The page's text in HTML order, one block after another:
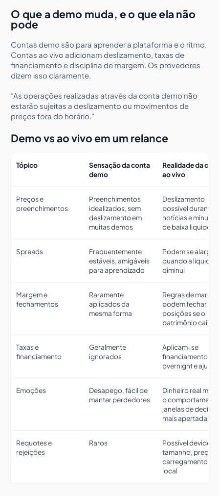
O que a demo muda, e o que ela não
pode
Contas demo são para aprender a plataforma e o ritmo.
Contas ao vivo adicionam deslizamento, taxas de
financiamento e disciplina de margem. Os provedores
dizem isso claramente.
“As operações realizadas através da conta demo não
estarão sujeitas a deslizamento ou movimentos de
preços fora do horário.”
Demo vs ao vivo em um relance
Tópico
Sensação da conta
demo
Realidade da
ao vivo
Preços e
preenchimentos
Preenchimentos
idealizados, sem
deslizamento em
muitas demos
Deslizamento
possível durante
notícias e minutos
de baixa liquidez
Spreads
Frequentemente
estáveis, amigáveis
para aprendizado
Podem se alargar
quando a liquidez
diminui
Margem e
fechamentos
Raramente
aplicados da
mesma forma
Regras de
podem fechar
posições se o
patrimônio cair
Taxas e
financiamento
Geralmente
ignorados
Aplicam-se
financiamento
overnight e
Emoções
Desapego, fácil de
manter perdedores
Dinheiro real
o
janelas de
mais apertadas
Requotes e
rejeições
Raros
Possível devido
tamanho, preço
carregamento do
local